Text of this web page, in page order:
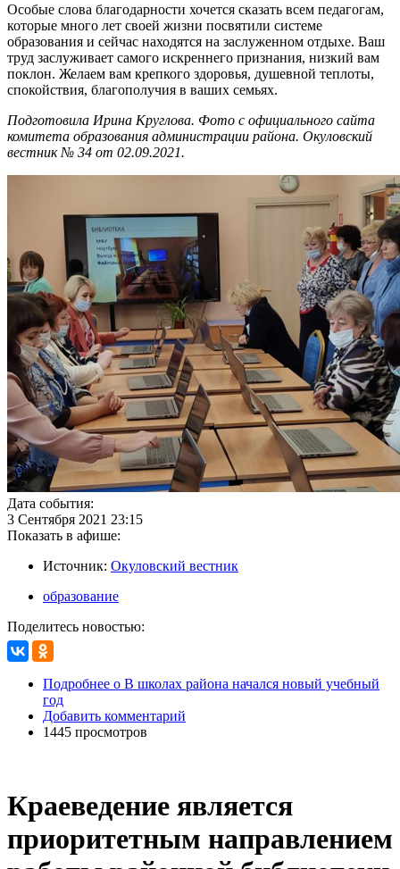
Особые слова благодарности хочется сказать всем педагогам,
которые много лет своей жизни посвятили системе
образования и сейчас находятся на заслуженном отдыхе. Ваш
труд заслуживает самого искреннего признания, низкий вам
поклон. Желаем вам крепкого здоровья, душевной теплоты,
спокойствия, благополучия в ваших семьях.
Подготовила Ирина Круглова. Фото с официального сайта
комитета образования администрации района. Окуловский
вестник № 34 от 02.09.2021.
Дата события:
3 Сентября 2021 23:15
Показать в афише:
Источник: Окуловский вестник
образование
Поделитесь новостью:
Подробнее о В школах района начался новый учебный
год
Добавить комментарий
1445 просмотров
Краеведение является
приоритетным направлением